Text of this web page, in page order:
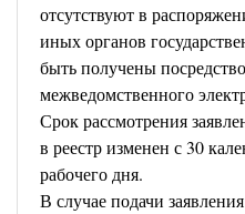
отсутствуют в
иных органов
быть получены
межведомственного
Срок рассмотрения
в реестр изменен с 30
рабочего дня.
В случае подачи